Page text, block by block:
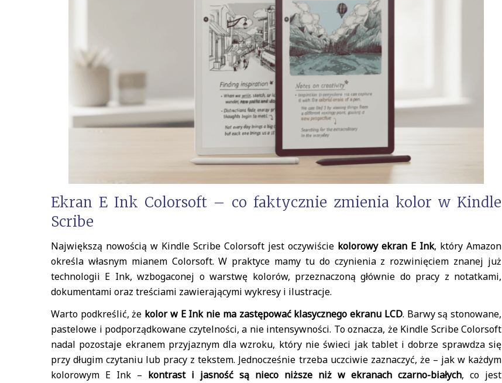
Ekran E Ink Colorsoft – co faktycznie zmienia kolor w Kindle
Scribe
Największą nowością w Kindle Scribe Colorsoft jest oczywiście kolorowy ekran E Ink, który Amazon
określa własnym mianem Colorsoft. W praktyce mamy tu do czynienia z rozwinięciem znanej już
technologii E Ink, wzbogaconej o warstwę kolorów, przeznaczoną głównie do pracy z notatkami,
dokumentami oraz treściami zawierającymi wykresy i ilustracje.
Warto podkreślić, że kolor w E Ink nie ma zastępować klasycznego ekranu LCD. Barwy są stonowane,
pastelowe i podporządkowane czytelności, a nie intensywności. To oznacza, że Kindle Scribe Colorsoft
nadal pozostaje ekranem przyjaznym dla wzroku, który nie świeci jak tablet i dobrze sprawdza się
przy długim czytaniu lub pracy z tekstem. Jednocześnie trzeba uczciwie zaznaczyć, że – jak w każdym
kolorowym E Ink – kontrast i jasność są nieco niższe niż w ekranach czarno-białych, co jest